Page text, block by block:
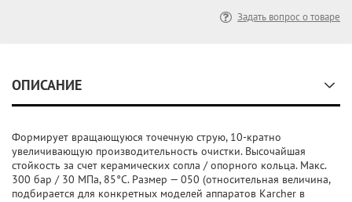
Задать вопрос о товаре
ОПИСАНИЕ
Формирует вращающуюся точечную струю, 10-кратно
увеличивающую производительность очистки. Высочайшая
стойкость за счет керамических сопла / опорного кольца. Макс.
300 бар / 30 МПа, 85°C. Размер — 050 (относительная величина,
подбирается для конкретных моделей аппаратов Karcher в